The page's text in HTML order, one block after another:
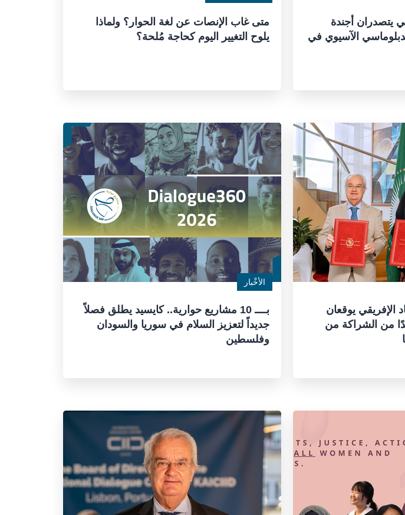
متى غاب الإنصات عن لغة الحوار؟ ولماذا
يلوح التغيير اليوم كحاجة مُلحة؟
يتصدران أجندة
الآسيوي في
الأخْبار
بــــ 10 مشاريع حوارية.. كايسيد يطلق فصلاً
جديداً لتعزيز السلام في سوريا والسودان
وفلسطين
الإفريقي يوقعان
من الشراكة من